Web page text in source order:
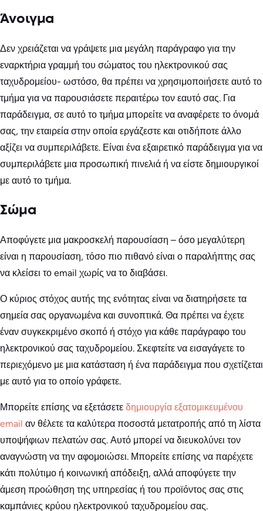
Άνοιγμα
Δεν χρειάζεται να γράψετε μια μεγάλη παράγραφο για την
εναρκτήρια γραμμή του σώματος του ηλεκτρονικού σας
ταχυδρομείου- ωστόσο, θα πρέπει να χρησιμοποιήσετε αυτό το
τμήμα για να παρουσιάσετε περαιτέρω τον εαυτό σας. Για
παράδειγμα, σε αυτό το τμήμα μπορείτε να αναφέρετε το όνομά
σας, την εταιρεία στην οποία εργάζεστε και οτιδήποτε άλλο
αξίζει να συμπεριλάβετε. Είναι ένα εξαιρετικό παράδειγμα για να
συμπεριλάβετε μια προσωπική πινελιά ή να είστε δημιουργικοί
με αυτό το τμήμα.
Σώμα
Αποφύγετε μια μακροσκελή παρουσίαση – όσο μεγαλύτερη
είναι η παρουσίαση, τόσο πιο πιθανό είναι ο παραλήπτης σας
να κλείσει το email χωρίς να το διαβάσει.
Ο κύριος στόχος αυτής της ενότητας είναι να διατηρήσετε τα
σημεία σας οργανωμένα και συνοπτικά. Θα πρέπει να έχετε
έναν συγκεκριμένο σκοπό ή στόχο για κάθε παράγραφο του
ηλεκτρονικού σας ταχυδρομείου. Σκεφτείτε να εισαγάγετε το
περιεχόμενο με μια κατάσταση ή ένα παράδειγμα που σχετίζεται
με αυτό για το οποίο γράφετε.
Μπορείτε επίσης να εξετάσετε δημιουργία εξατομικευμένου
email αν θέλετε τα καλύτερα ποσοστά μετατροπής από τη λίστα
υποψήφιων πελατών σας. Αυτό μπορεί να διευκολύνει τον
αναγνώστη να την αφομοιώσει. Μπορείτε επίσης να παρέχετε
κάτι πολύτιμο ή κοινωνική απόδειξη, αλλά αποφύγετε την
άμεση προώθηση της υπηρεσίας ή του προϊόντος σας στις
καμπάνιες κρύου ηλεκτρονικού ταχυδρομείου σας.